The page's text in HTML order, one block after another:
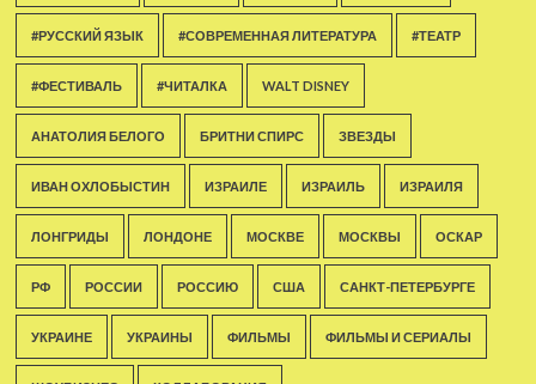
#РУССКИЙ ЯЗЫК #СОВРЕМЕННАЯ ЛИТЕРАТУРА #ТЕАТР
#ФЕСТИВАЛЬ #ЧИТАЛКА WALT DISNEY
АНАТОЛИЯ БЕЛОГО БРИТНИ СПИРС ЗВЕЗДЫ
ИВАН ОХЛОБЫСТИН ИЗРАИЛЕ ИЗРАИЛЬ ИЗРАИЛЯ
ЛОНГРИДЫ ЛОНДОНЕ МОСКВЕ МОСКВЫ ОСКАР
РФ РОССИИ РОССИЮ США САНКТ-ПЕТЕРБУРГЕ
УКРАИНЕ УКРАИНЫ ФИЛЬМЫ ФИЛЬМЫ И СЕРИАЛЫ